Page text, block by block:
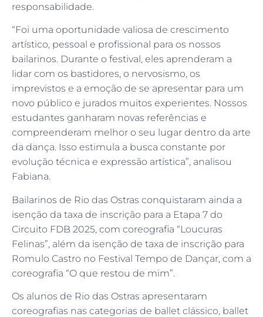
responsabilidade.
“Foi uma oportunidade valiosa de crescimento
artístico, pessoal e profissional para os nossos
bailarinos. Durante o festival, eles aprenderam a
lidar com os bastidores, o nervosismo, os
imprevistos e a emoção de se apresentar para um
novo público e jurados muitos experientes. Nossos
estudantes ganharam novas referências e
compreenderam melhor o seu lugar dentro da arte
da dança. Isso estimula a busca constante por
evolução técnica e expressão artística”, analisou
Fabiana.
Bailarinos de Rio das Ostras conquistaram ainda a
isenção da taxa de inscrição para a Etapa 7 do
Circuito FDB 2025, com coreografia “Loucuras
Felinas”, além da isenção de taxa de inscrição para
Romulo Castro no Festival Tempo de Dançar, com a
coreografia “O que restou de mim”.
Os alunos de Rio das Ostras apresentaram
coreografias nas categorias de ballet clássico, ballet